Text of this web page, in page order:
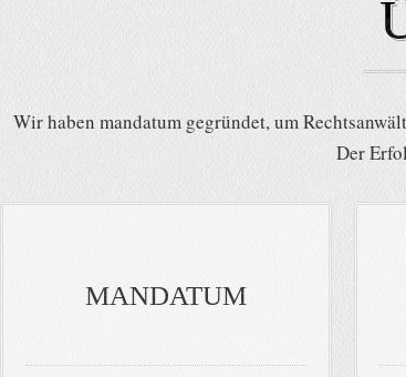
Wir haben mandatum gegründet, um
Der
MANDATUM